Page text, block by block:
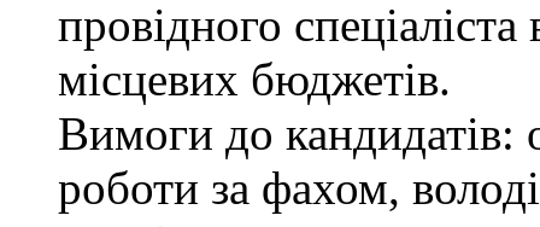
провідного
місцевих бюджетів.
Вимоги до кандидатів:
роботи за фахом,